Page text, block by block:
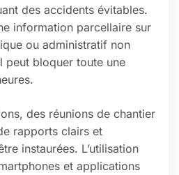
des accidents évitables.
information parcellaire sur
ou administratif non
peut bloquer toute une
des réunions de chantier
rapports clairs et
instaurées. L’utilisation
et applications